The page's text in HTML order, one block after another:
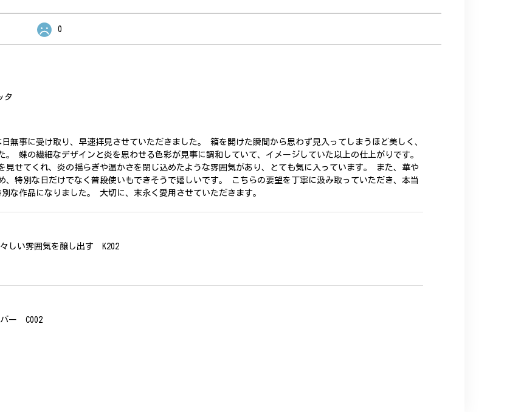
0
タ
無事に受け取り、早速拝見させていただきました。 箱を開けた瞬間から思わず見入ってしまうほど美しく、
蝶の繊細なデザインと炎を思わせる色彩が見事に調和していて、イメージしていた以上の仕上がりです。
見せてくれ、炎の揺らぎや温かさを閉じ込めたような雰囲気があり、とても気に入っています。 また、華や
、特別な日だけでなく普段使いもできそうで嬉しいです。 こちらの要望を丁寧に汲み取っていただき、本当
な作品になりました。 大切に、末永く愛用させていただきます。
しい雰囲気を醸し出す K202
ー C002